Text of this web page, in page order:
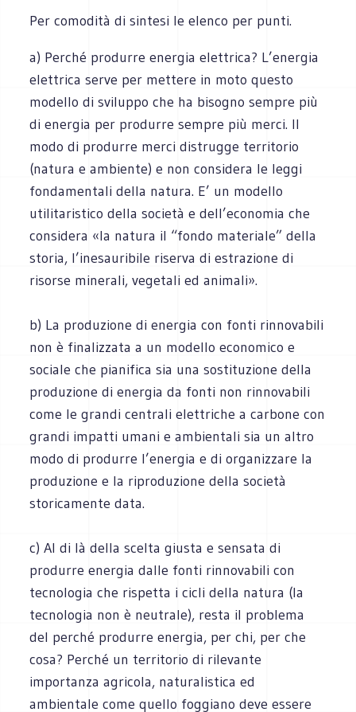
Per comodità di sintesi le elenco per punti.
a) Perché produrre energia elettrica? L’energia
elettrica serve per mettere in moto questo
modello di sviluppo che ha bisogno sempre più
di energia per produrre sempre più merci. Il
modo di produrre merci distrugge territorio
(natura e ambiente) e non considera le leggi
fondamentali della natura. E’ un modello
utilitaristico della società e dell’economia che
considera «la natura il “fondo materiale” della
storia, l’inesauribile riserva di estrazione di
risorse minerali, vegetali ed animali».
b) La produzione di energia con fonti rinnovabili
non è finalizzata a un modello economico e
sociale che pianifica sia una sostituzione della
produzione di energia da fonti non rinnovabili
come le grandi centrali elettriche a carbone con
grandi impatti umani e ambientali sia un altro
modo di produrre l’energia e di organizzare la
produzione e la riproduzione della società
storicamente data.
c) Al di là della scelta giusta e sensata di
produrre energia dalle fonti rinnovabili con
tecnologia che rispetta i cicli della natura (la
tecnologia non è neutrale), resta il problema
del perché produrre energia, per chi, per che
cosa? Perché un territorio di rilevante
importanza agricola, naturalistica ed
ambientale come quello foggiano deve essere